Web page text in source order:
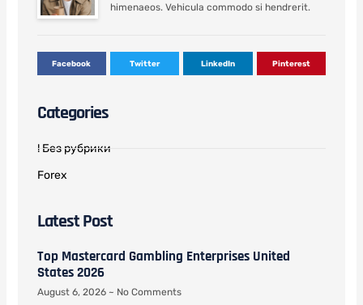
himenaeos. Vehicula commodo si hendrerit.
Facebook Twitter LinkedIn Pinterest
Categories
! Без рубрики
Forex
Latest Post
Top Mastercard Gambling Enterprises United
States 2026
August 6, 2026 No Comments